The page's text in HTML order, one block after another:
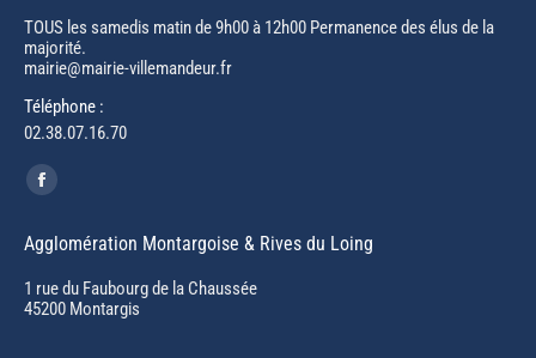
TOUS les samedis matin de 9h00 à 12h00 Permanence des élus de la
majorité.
mairie@mairie-villemandeur.fr
Téléphone :
02.38.07.16.70
Trouvez nous sur :
Facebook
opens
in
new
Agglomération Montargoise & Rives du Loing
1 rue du Faubourg de la Chaussée
45200 Montargis